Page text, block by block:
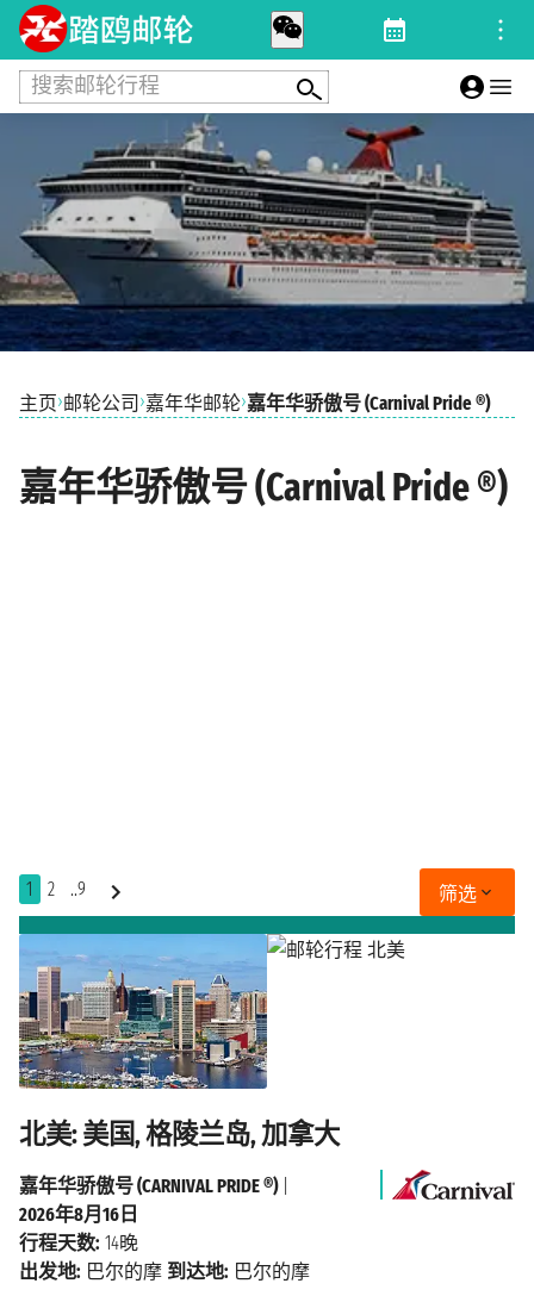
搜索邮轮行程
主页›邮轮公司 ›嘉年华邮轮›嘉年华骄傲号 (Carnival Pride ®)
嘉年华骄傲号 (Carnival Pride ®)
1 2 ..9 筛选
北美: 美国, 格陵兰岛, 加拿大
嘉年华骄傲号 (CARNIVAL PRIDE ®)|
2026年8月16日
行程天数: 14晚
出发地: 巴尔的摩 到达地: 巴尔的摩